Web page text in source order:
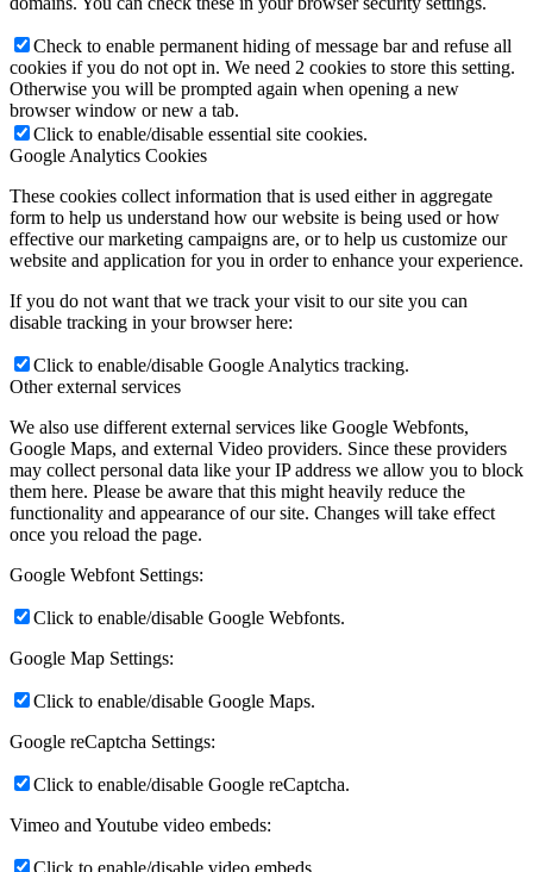
Check to enable permanent hiding of message bar and refuse all
cookies if you do not opt in. We need 2 cookies to store this setting.
Otherwise you will be prompted again when opening a new
browser window or new a tab.
Click to enable/disable essential site cookies.
Google Analytics Cookies
These cookies collect information that is used either in aggregate
form to help us understand how our website is being used or how
effective our marketing campaigns are, or to help us customize our
website and application for you in order to enhance your experience.
If you do not want that we track your visit to our site you can
disable tracking in your browser here:
Click to enable/disable Google Analytics tracking.
Other external services
We also use different external services like Google Webfonts,
Google Maps, and external Video providers. Since these providers
may collect personal data like your IP address we allow you to block
them here. Please be aware that this might heavily reduce the
functionality and appearance of our site. Changes will take effect
once you reload the page.
Google Webfont Settings:
Click to enable/disable Google Webfonts.
Google Map Settings:
Click to enable/disable Google Maps.
Google reCaptcha Settings:
Click to enable/disable Google reCaptcha.
Vimeo and Youtube video embeds: